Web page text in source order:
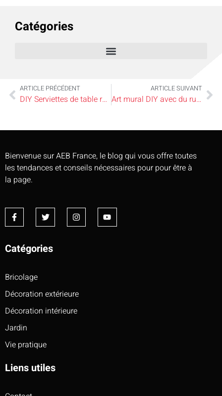
Catégories
ARTICLE PRÉCÉDENT
DIY Serviettes de table rayées à la teinture à l’encre
ARTICLE SUIVANT
Art mural DIY avec du ruban
Bienvenue sur AEB France, le blog qui vous offre toutes
les tendances et conseils nécessaires pour pour être à
la page.
Catégories
Bricolage
Décoration extérieure
Décoration intérieure
Jardin
Vie pratique
Liens utiles